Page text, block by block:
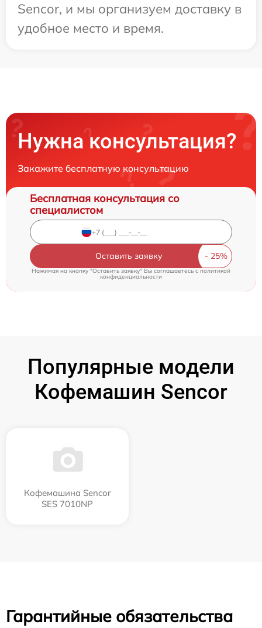
Sencor, и мы организуем доставку в
удобное место и время.
Нужна консультация?
Закажите бесплатную консультацию
Бесплатная консультация со
специалистом
Оставить заявку
Нажимая на кнопку "Оставить заявку" Вы соглашаетесь cполитикой
конфиденциальности
Популярные модели
Кофемашин Sencor
Кофемашина Sencor
SES 7010NP
Гарантийные обязательства